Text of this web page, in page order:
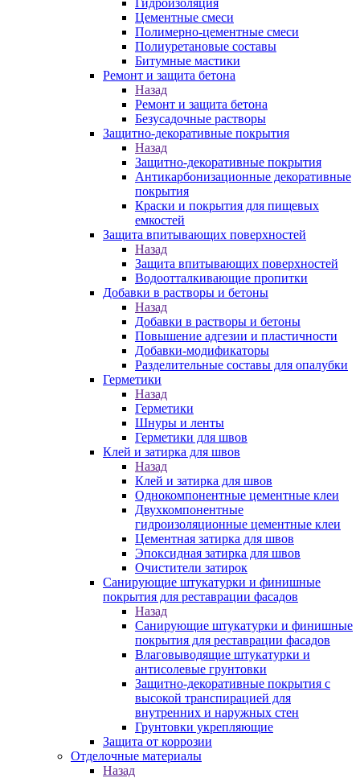
Гидроизоляция
Цементные смеси
Полимерно-цементные смеси
Полиуретановые составы
Битумные мастики
Ремонт и защита бетона
Назад
Ремонт и защита бетона
Безусадочные растворы
Защитно-декоративные покрытия
Назад
Защитно-декоративные покрытия
Антикарбонизационные декоративные
покрытия
Краски и покрытия для пищевых
емкостей
Защита впитывающих поверхностей
Назад
Защита впитывающих поверхностей
Водоотталкивающие пропитки
Добавки в растворы и бетоны
Назад
Добавки в растворы и бетоны
Повышение адгезии и пластичности
Добавки-модификаторы
Разделительные составы для опалубки
Герметики
Назад
Герметики
Шнуры и ленты
Герметики для швов
Клей и затирка для швов
Назад
Клей и затирка для швов
Однокомпонентные цементные клеи
Двухкомпонентные
гидроизоляционные цементные клеи
Цементная затирка для швов
Эпоксидная затирка для швов
Очистители затирок
Санирующие штукатурки и финишные
покрытия для реставрации фасадов
Назад
Санирующие штукатурки и финишные
покрытия для реставрации фасадов
Влаговыводящие штукатурки и
антисолевые грунтовки
Защитно-декоративные покрытия с
высокой транспирацией для
внутренних и наружных стен
Грунтовки укрепляющие
Защита от коррозии
Отделочные материалы
Назад